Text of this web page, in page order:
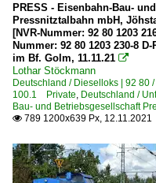
PRESS - Eisenbahn-Bau-
Pressnitztalbahn mbH,
[NVR-Nummer: 92 80 1203
Nummer: 92 80 1203 230-8
im Bf. Golm, 11.11.21 
Lothar Stöckmann
Deutschland / Dieselloks | 92
100.1 Private Deutschland /
Bau- und Betriebsgesellschaft
 789 1200x639 Px, 12.11.2021